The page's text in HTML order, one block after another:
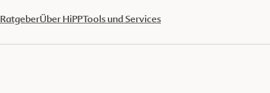
RatgeberÜber HiPPTools und Services